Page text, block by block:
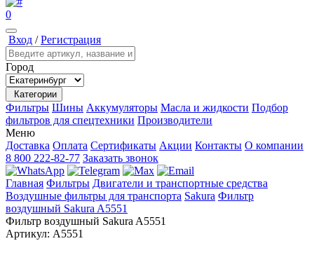
0
Вход /Регистрация
Город
Категории
Фильтры Шины Аккумуляторы Масла и жидкости Подбор
фильтров для спецтехники Производители
Меню
Доставка Оплата Сертификаты Акции Контакты О компании
8 800 222-82-77 Заказать звонок
Главная Фильтры Двигатели и транспортные средства
Воздушные фильтры для транспорта Sakura Фильтр
воздушный Sakura A5551
Фильтр воздушный Sakura A5551
Артикул: A5551